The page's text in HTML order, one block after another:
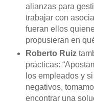
alianzas para
trabajar con
fueran ellos
propusieran en
Roberto Ruiz
prácticas:
los empleados y
negativos,
encontrar una